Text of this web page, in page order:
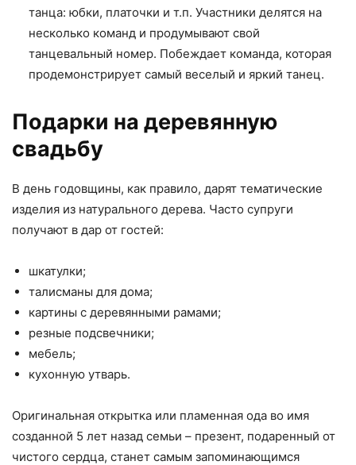
танца: юбки, платочки и т.п. Участники делятся на
несколько команд и продумывают свой
танцевальный номер. Побеждает команда, которая
продемонстрирует самый веселый и яркий танец.
Подарки на деревянную
свадьбу
В день годовщины, как правило, дарят тематические
изделия из натурального дерева. Часто супруги
получают в дар от гостей:
шкатулки;
талисманы для дома;
картины с деревянными рамами;
резные подсвечники;
мебель;
кухонную утварь.
Оригинальная открытка или пламенная ода во имя
созданной 5 лет назад семьи – презент, подаренный от
чистого сердца, станет самым запоминающимся